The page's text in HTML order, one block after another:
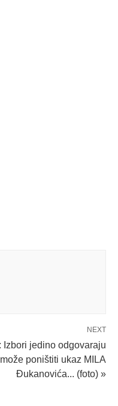
NEXT
jedino odgovaraju
poništiti ukaz MILA
Đukanovića... (foto) »